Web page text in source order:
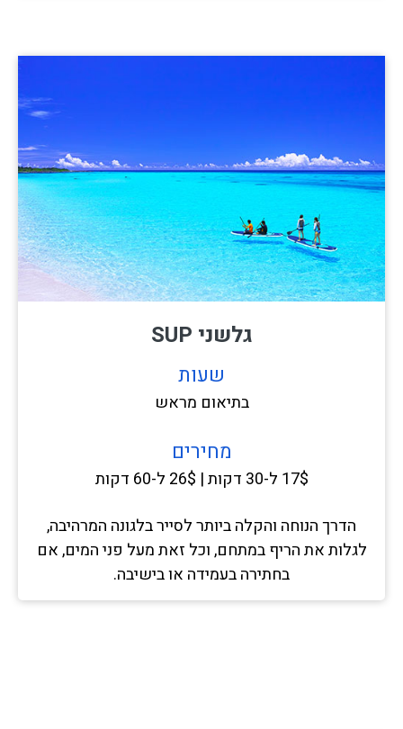
גלשני SUP
שעות
בתיאום מראש
מחירים
17$ ל-30 דקות | 26$ ל-60 דקות
הדרך הנוחה והקלה ביותר לסייר בלגונה המרהיבה,
לגלות את הריף במתחם, וכל זאת מעל פני המים, אם
בחתירה בעמידה או בישיבה.